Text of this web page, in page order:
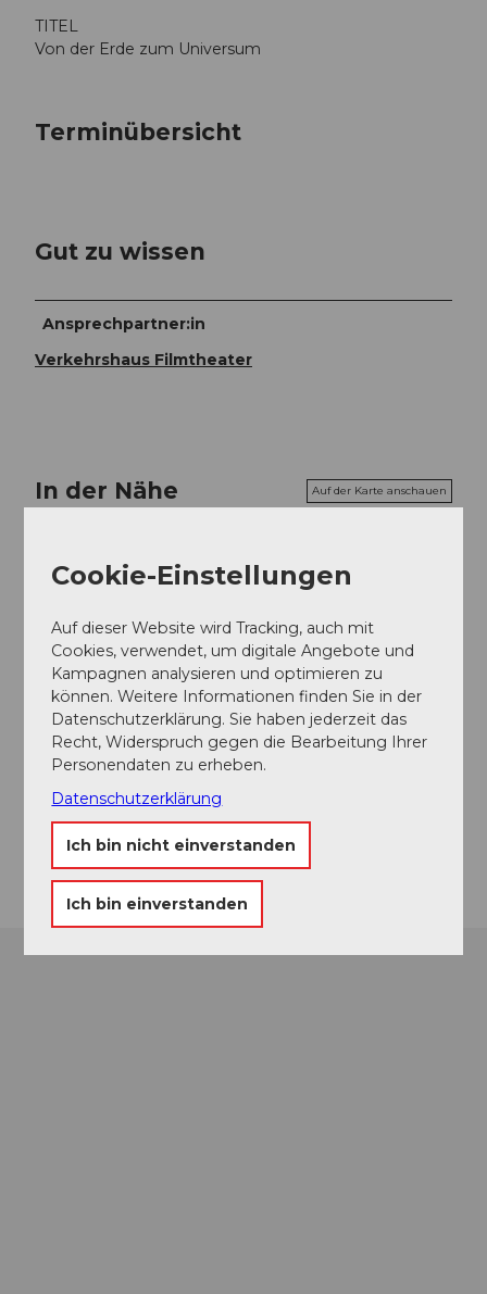
TITEL
Von der Erde zum Universum
Terminübersicht
Gut zu wissen
Ansprechpartner:in
Verkehrshaus Filmtheater
In der Nähe Auf der Karte anschauen
Veranstaltung
Essen und Trinken
Veranstaltungsort
Verkehrshaus Planetarium
Lidostrasse
6006Luzern
Anreise
Cookie-Einstellungen
Auf dieser Website wird Tracking, auch mit
Cookies, verwendet, um digitale Angebote und
Kampagnen analysieren und optimieren zu
können. Weitere Informationen finden Sie in der
Datenschutzerklärung. Sie haben jederzeit das
Recht, Widerspruch gegen die Bearbeitung Ihrer
Personendaten zu erheben.
Datenschutzerklärung
Ich bin nicht einverstanden
Ich bin einverstanden